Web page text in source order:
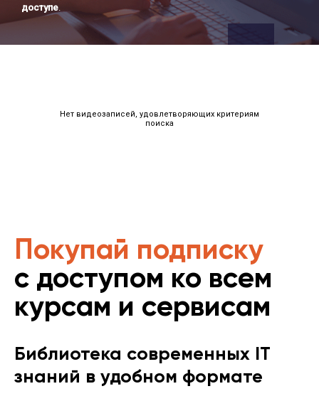
доступе.
Нет видеозаписей, удовлетворяющих критериям
поиска
Покупай подписку
с доступом ко всем
курсам и сервисам
Библиотека современных IT
знаний в удобном формате